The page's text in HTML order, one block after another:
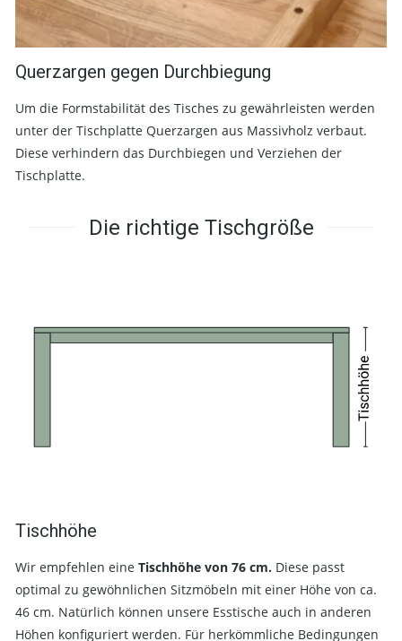
Querzargen gegen Durchbiegung
Um die Formstabilität des Tisches zu gewährleisten werden
unter der Tischplatte Querzargen aus Massivholz verbaut.
Diese verhindern das Durchbiegen und Verziehen der
Tischplatte.
Die richtige Tischgröße
Tischhöhe
Wir empfehlen eine Tischhöhe von 76 cm. Diese passt
optimal zu gewöhnlichen Sitzmöbeln mit einer Höhe von ca.
46 cm. Natürlich können unsere Esstische auch in anderen
Höhen konfiguriert werden. Für herkömmliche Bedingungen